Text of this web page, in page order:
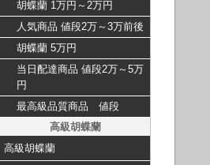
胡蝶蘭 1万円～2万円
人気商品 値段2万～3万前後
胡蝶蘭 5万円
当日配達商品 値段2万～5万
円
最高級品質商品 値段
高級胡蝶蘭
高級胡蝶蘭